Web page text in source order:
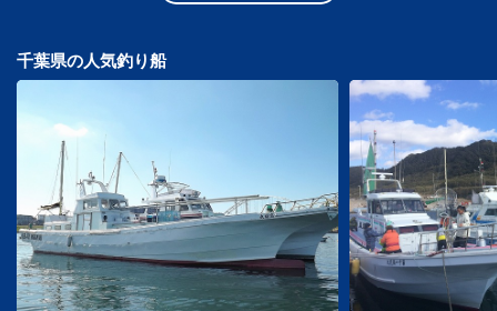
千葉県の人気釣り船